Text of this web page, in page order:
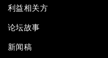
利益相关方
论坛故事
新闻稿